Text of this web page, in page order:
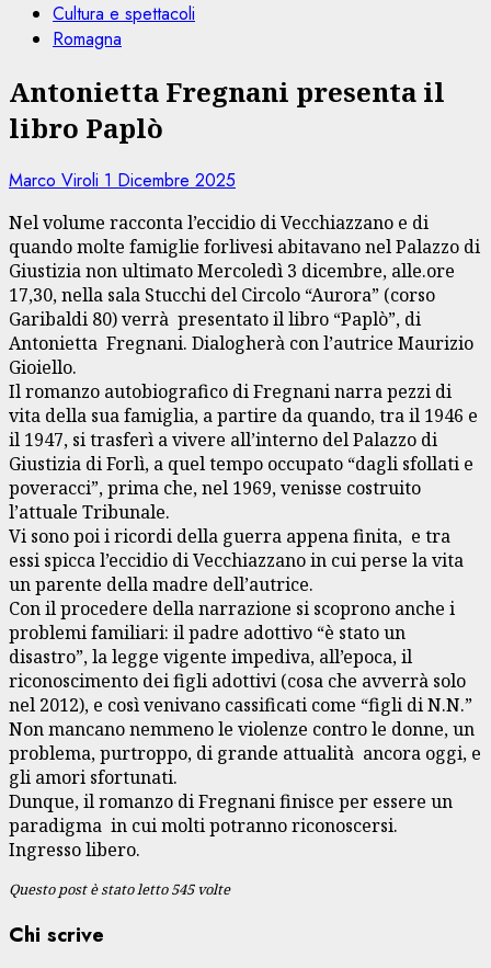
Cultura e spettacoli
Romagna
Antonietta Fregnani presenta il
libro Paplò
Marco Viroli 1 Dicembre 2025
Nel volume racconta l’eccidio di Vecchiazzano e di
quando molte famiglie forlivesi abitavano nel Palazzo di
Giustizia non ultimato Mercoledì 3 dicembre, alle.ore
17,30, nella sala Stucchi del Circolo “Aurora” (corso
Garibaldi 80) verrà presentato il libro “Paplò”, di
Antonietta Fregnani. Dialogherà con l’autrice Maurizio
Gioiello.
Il romanzo autobiografico di Fregnani narra pezzi di
vita della sua famiglia, a partire da quando, tra il 1946 e
il 1947, si trasferì a vivere all’interno del Palazzo di
Giustizia di Forlì, a quel tempo occupato “dagli sfollati e
poveracci”, prima che, nel 1969, venisse costruito
l’attuale Tribunale.
Vi sono poi i ricordi della guerra appena finita, e tra
essi spicca l’eccidio di Vecchiazzano in cui perse la vita
un parente della madre dell’autrice.
Con il procedere della narrazione si scoprono anche i
problemi familiari: il padre adottivo “è stato un
disastro”, la legge vigente impediva, all’epoca, il
riconoscimento dei figli adottivi (cosa che avverrà solo
nel 2012), e così venivano cassificati come “figli di N.N.”
Non mancano nemmeno le violenze contro le donne, un
problema, purtroppo, di grande attualità ancora oggi, e
gli amori sfortunati.
Dunque, il romanzo di Fregnani finisce per essere un
paradigma in cui molti potranno riconoscersi.
Ingresso libero.
Questo post è stato letto 545 volte
Chi scrive